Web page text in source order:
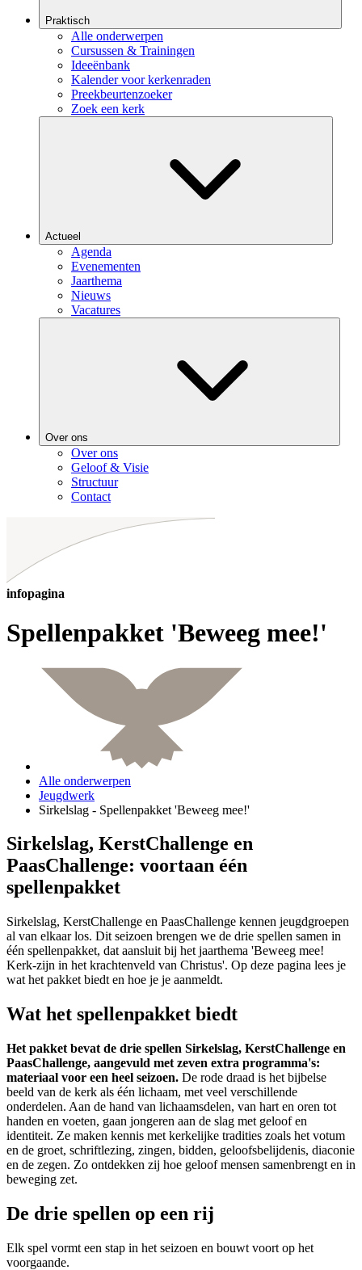
Praktisch
Alle onderwerpen
Cursussen & Trainingen
Ideeënbank
Kalender voor kerkenraden
Preekbeurtenzoeker
Zoek een kerk
Actueel
Agenda
Evenementen
Jaarthema
Nieuws
Vacatures
Over ons
Over ons
Geloof & Visie
Structuur
Contact
infopagina
Spellenpakket 'Beweeg mee!'
Alle onderwerpen
Jeugdwerk
Sirkelslag - Spellenpakket 'Beweeg mee!'
Sirkelslag, KerstChallenge en
PaasChallenge: voortaan één
spellenpakket
Sirkelslag, KerstChallenge en PaasChallenge kennen jeugdgroepen
al van elkaar los. Dit seizoen brengen we de drie spellen samen in
één spellenpakket, dat aansluit bij het jaarthema 'Beweeg mee!
Kerk-zijn in het krachtenveld van Christus'. Op deze pagina lees je
wat het pakket biedt en hoe je je aanmeldt.
Wat het spellenpakket biedt
Het pakket bevat de drie spellen Sirkelslag, KerstChallenge en
PaasChallenge, aangevuld met zeven extra programma's:
materiaal voor een heel seizoen. De rode draad is het bijbelse
beeld van de kerk als één lichaam, met veel verschillende
onderdelen. Aan de hand van lichaamsdelen, van hart en oren tot
handen en voeten, gaan jongeren aan de slag met geloof en
identiteit. Ze maken kennis met kerkelijke tradities zoals het votum
en de groet, schriftlezing, zingen, bidden, geloofsbelijdenis, diaconie
en de zegen. Zo ontdekken zij hoe geloof mensen samenbrengt en in
beweging zet.
De drie spellen op een rij
Elk spel vormt een stap in het seizoen en bouwt voort op het
voorgaande.